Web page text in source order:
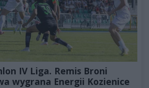
IV Liga. Remis Broni
wygrana Energii Kozienice